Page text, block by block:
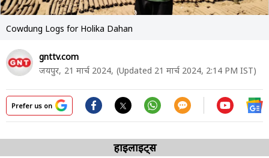
Cowdung Logs for Holika Dahan
gnttv.com
जयपुर, 21 मार्च 2024, (Updated 21 मार्च 2024, 2:14 PM IST)
Prefer us on
हाइलाइट्स